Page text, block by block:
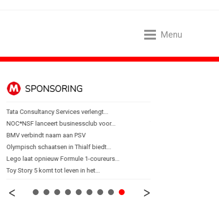
Menu
SPONSORING
Tata Consultancy Services verlengt...
NOC*NSF lanceert businessclub voor...
BMV verbindt naam aan PSV
Olympisch schaatsen in Thialf biedt...
Lego laat opnieuw Formule 1-coureurs...
Toy Story 5 komt tot leven in het...